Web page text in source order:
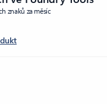
znaků za měsíc